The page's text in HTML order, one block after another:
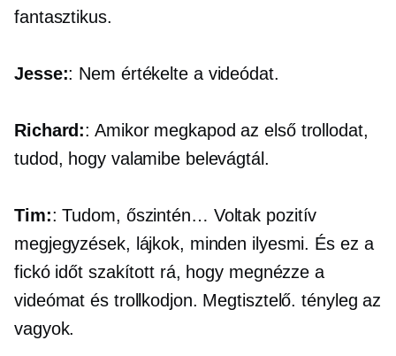
fantasztikus.
Jesse:: Nem értékelte a videódat.
Richard:: Amikor megkapod az első trollodat,
tudod, hogy valamibe belevágtál.
Tim:: Tudom, őszintén… Voltak pozitív
megjegyzések, lájkok, minden ilyesmi. És ez a
fickó időt szakított rá, hogy megnézze a
videómat és trollkodjon. Megtisztelő. tényleg az
vagyok.